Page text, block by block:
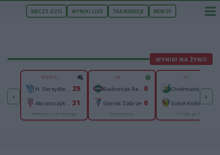
MECZE DZIŚ WYNIKI LIVE TRANSMISJE NEWSY
WYNIKI NA ŻYWO
‹
2
5
BIEG XI
29
31
Metalkas 2. Ekstraliga
26'
0
Górnik Zabrze 0
Ekstraklasa
11'
Chełmianka Chełm 0
Sokół Kolbuszowa Dolna 0
III liga, gr. IV
›